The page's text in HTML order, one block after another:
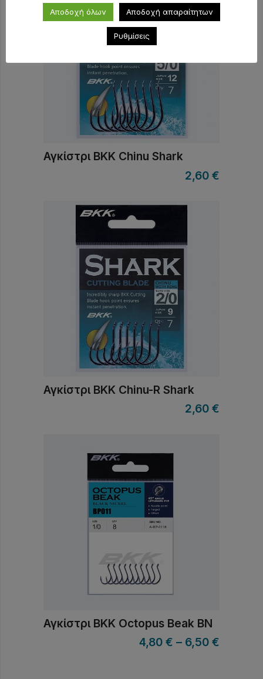
Αγκίστρι BKK Chinu Shark
2,60 €
Αγκίστρι BKK Chinu-R Shark
2,60 €
Αγκίστρι BKK Octopus Beak BN
4,80 € – 6,50 €
Αποδοχή όλων Αποδοχή απαραίτητων
Ρυθμίσεις